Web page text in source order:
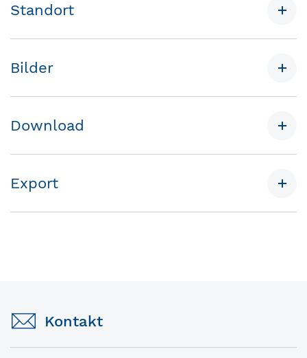
Standort
Bilder
Download
Export
Kontakt